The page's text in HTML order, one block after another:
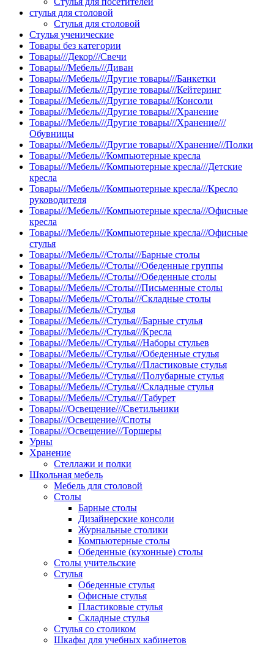
стулья для столовой
Стулья для столовой
Стулья ученические
Товары без категории
Товары///Декор///Свечи
Товары///Мебель///Диван
Товары///Мебель///Другие товары///Банкетки
Товары///Мебель///Другие товары///Кейтеринг
Товары///Мебель///Другие товары///Консоли
Товары///Мебель///Другие товары///Хранение
Товары///Мебель///Другие товары///Хранение///
Обувницы
Товары///Мебель///Другие товары///Хранение///Полки
Товары///Мебель///Компьютерные кресла
Товары///Мебель///Компьютерные кресла///Детские
кресла
Товары///Мебель///Компьютерные кресла///Кресло
руководителя
Товары///Мебель///Компьютерные кресла///Офисные
кресла
Товары///Мебель///Компьютерные кресла///Офисные
стулья
Товары///Мебель///Столы///Барные столы
Товары///Мебель///Столы///Обеденные группы
Товары///Мебель///Столы///Обеденные столы
Товары///Мебель///Столы///Письменные столы
Товары///Мебель///Столы///Складные столы
Товары///Мебель///Стулья
Товары///Мебель///Стулья///Барные стулья
Товары///Мебель///Стулья///Кресла
Товары///Мебель///Стулья///Наборы стульев
Товары///Мебель///Стулья///Обеденные стулья
Товары///Мебель///Стулья///Пластиковые стулья
Товары///Мебель///Стулья///Полубарные стулья
Товары///Мебель///Стулья///Складные стулья
Товары///Мебель///Стулья///Табурет
Товары///Освещение///Светильники
Товары///Освещение///Споты
Товары///Освещение///Торшеры
Урны
Хранение
Стеллажи и полки
Школьная мебель
Мебель для столовой
Столы
Барные столы
Дизайнерские консоли
Журнальные столики
Компьютерные столы
Обеденные (кухонные) столы
Столы учительские
Стулья
Обеденные стулья
Офисные стулья
Пластиковые стулья
Складные стулья
Стулья со столиком
Шкафы для учебных кабинетов